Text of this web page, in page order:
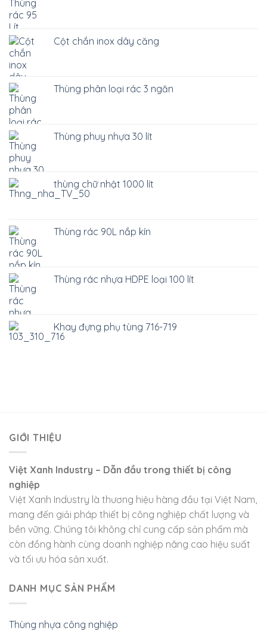
Cột chắn inox dây căng
Thùng phân loại rác 3 ngăn
Thùng phuy nhựa 30 lít
thùng chữ nhật 1000 lít
Thùng rác 90L nắp kín
Thùng rác nhựa HDPE loại 100 lít
Khay đựng phụ tùng 716-719
GIỚI THIỆU
Việt Xanh Industry – Dẫn đầu trong thiết bị công
nghiệp
Việt Xanh Industry là thương hiệu hàng đầu tại Việt Nam,
mang đến giải pháp thiết bị công nghiệp chất lượng và
bền vững. Chúng tôi không chỉ cung cấp sản phẩm mà
còn đồng hành cùng doanh nghiệp nâng cao hiệu suất
và tối ưu hóa sản xuất.
DANH MỤC SẢN PHẨM
Thùng nhựa công nghiệp